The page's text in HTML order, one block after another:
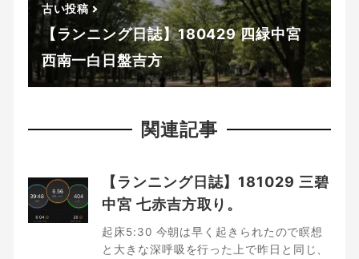
古い投稿
【ランニング日誌】180429 四緑中宮
西南一白日盤吉方
関連記事
【ランニング日誌】181029 三碧
中宮 七赤吉方取り。
起床5:30 今朝は早く起きられたので瞑想
と大きな深呼吸を行った上で昨日と同じ、